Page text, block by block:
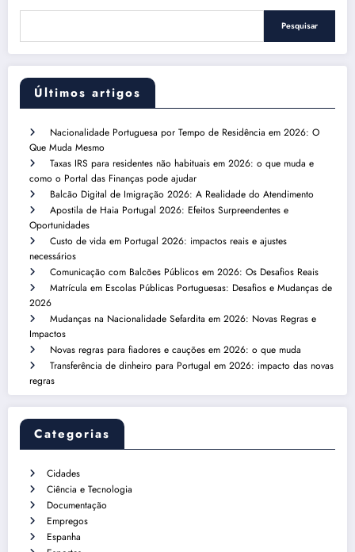
Pesquisar
Últimos artigos
Nacionalidade Portuguesa por Tempo de Residência em 2026: O
Que Muda Mesmo
Taxas IRS para residentes não habituais em 2026: o que muda e
como o Portal das Finanças pode ajudar
Balcão Digital de Imigração 2026: A Realidade do Atendimento
Apostila de Haia Portugal 2026: Efeitos Surpreendentes e
Oportunidades
Custo de vida em Portugal 2026: impactos reais e ajustes
necessários
Comunicação com Balcões Públicos em 2026: Os Desafios Reais
Matrícula em Escolas Públicas Portuguesas: Desafios e Mudanças de
2026
Mudanças na Nacionalidade Sefardita em 2026: Novas Regras e
Impactos
Novas regras para fiadores e cauções em 2026: o que muda
Transferência de dinheiro para Portugal em 2026: impacto das novas
regras
Categorias
Cidades
Ciência e Tecnologia
Documentação
Empregos
Espanha